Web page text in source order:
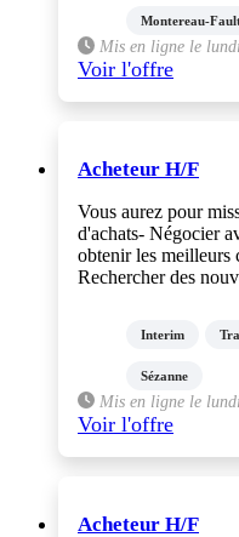
Montereau-
Mis en ligne le
Voir l'offre
Acheteur H/F
Vous aurez pour
d'achats- Négocier
obtenir les meilleurs
Rechercher des
Interim
Sézanne
Mis en ligne le
Voir l'offre
Acheteur H/F